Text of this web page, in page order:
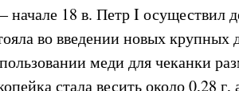
начале 18 в. Петр I осуществил
во введении новых
меди для чеканки
стала весить около 0,28